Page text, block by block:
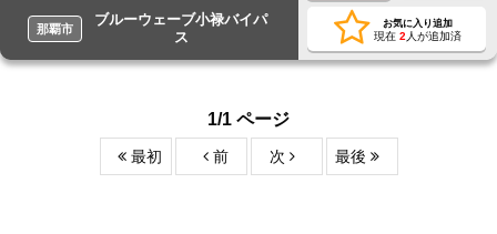
那覇市
ブルーウェーブ小禄バイパ
ス
お気に入り追加
現在 2 人が追加済
1/1 ページ
最初 前 次 最後